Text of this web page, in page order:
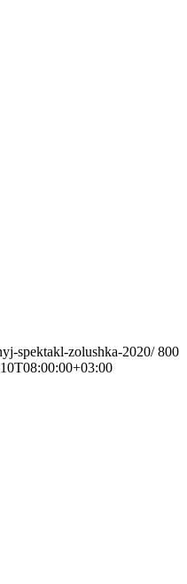
spektakl-zolushka-2020/ 800